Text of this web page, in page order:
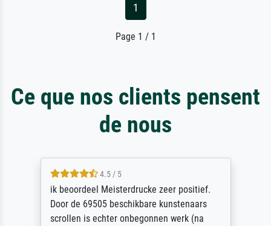
1
Page 1 / 1
Ce que nos clients pensent
de nous
Die Zufriedenheit ist auch nicht dadurch
getrübt, dass das Bild entgegen einer
angegebenen Lieferanschrift (sollte eine